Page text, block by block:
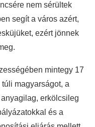
nem sérültek
segít a város azért,
ezért jönnek
mintegy 17
magyarságot, a
erkölcsileg
és a